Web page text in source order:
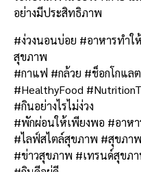
อย่างมีประสิทธิภาพ
#ง่วงนอนบ่อย #อาหารทำใ
สุขภาพ
#กาแฟ #กล้วย #ช็อกโกแล
#HealthyFood
#กินอย่างไรไม่ง่วง
#พักผ่อนให้เพียงพอ #อาห
#ไลฟ์สไตล์สุขภาพ #สุขภา
#ข่าวสุขภาพ #เทรนด์สุขภา